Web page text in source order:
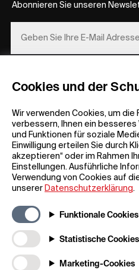
Cookies und der
Wir verwenden Cookies, um
verbessern, Ihnen ein
und Funktionen für soziale
Einwilligung erteilen Sie durch
akzeptieren“ oder im Rahmen
Einstellungen. Ausführliche
Verwendung von Cookies auf
unserer Datenschutzerklärung.
Funktionale Cookies
Statistische Cookies
Marketing-Cookies
Allgemeine Informationen
FAQ
Allgemeine
Teilnahmebedingungen für
Gewinnspiele
Impressum
Abonnieren Sie unseren
REGISTRIEREN